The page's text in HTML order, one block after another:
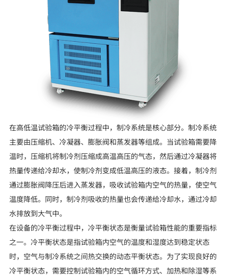
在高低温试验箱的冷平衡过程中，制冷系统是核心部分。制冷系统
主要由压缩机、冷凝器、膨胀阀和蒸发器等组成。当试验箱需要降
温时，压缩机将制冷剂压缩成高温高压的气态，然后通过冷凝器将
热量传递给冷却水，使制冷剂变成低温高压的液态。接着，制冷剂
通过膨胀阀降压后进入蒸发器，吸收试验箱内空气的热量，使空气
温度降低。同时，制冷剂吸收的热量也会传递给冷却水，通过冷却
水排放到大气中。
在设备的冷平衡过程中，冷平衡状态是衡量试验箱性能的重要指标
之一。冷平衡状态是指试验箱内空气的温度和湿度达到稳定状态
时，空气与制冷系统之间热交换的动态平衡状态。为了实现良好的
冷平衡状态，需要控制试验箱内的空气循环方式、加热和除湿等系